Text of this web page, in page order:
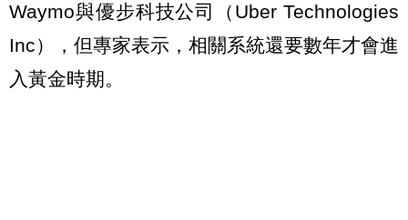
Waymo與優步科技公司（Uber Technologies
Inc），但專家表示，相關系統還要數年才會進
入黃金時期。